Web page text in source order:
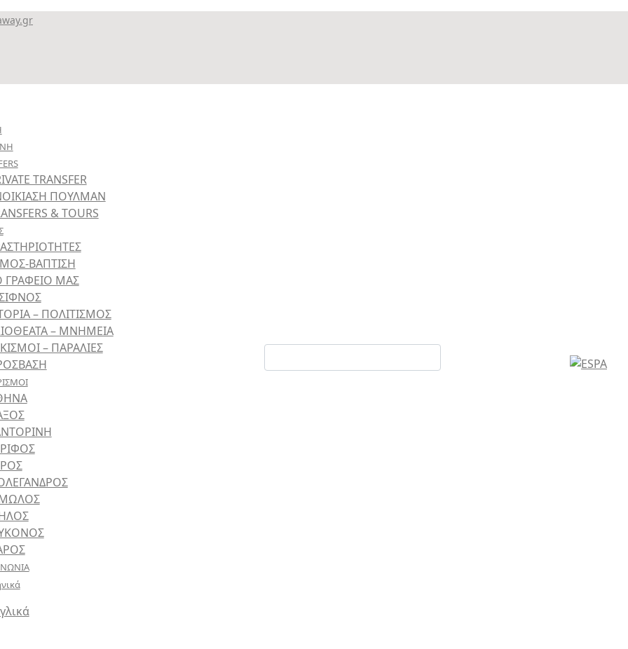
TRANSFER
ΠΟΥΛΜΑΝ
& TOURS
ΒΑΠΤΙΣΗ
ΓΡΑΦΕΙΟ ΜΑΣ
– ΠΟΛΙΤΙΣΜΟΣ
– ΜΝΗΜΕΙΑ
– ΠΑΡΑΛΙΕΣ